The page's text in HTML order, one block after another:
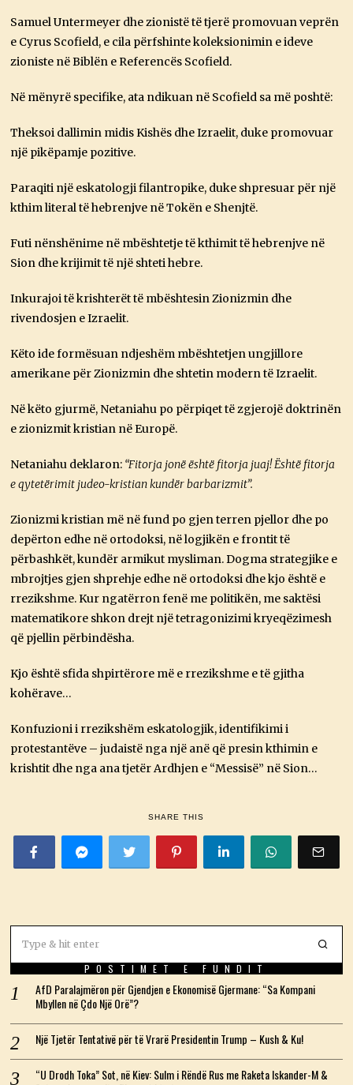
Samuel Untermeyer dhe zionistë të tjerë promovuan veprën
e Cyrus Scofield, e cila përfshinte koleksionimin e ideve
zioniste në Biblën e Referencës Scofield.
Në mënyrë specifike, ata ndikuan në Scofield sa më poshtë:
Theksoi dallimin midis Kishës dhe Izraelit, duke promovuar
një pikëpamje pozitive.
Paraqiti një eskatologji filantropike, duke shpresuar për një
kthim literal të hebrenjve në Tokën e Shenjtë.
Futi nënshënime në mbështetje të kthimit të hebrenjve në
Sion dhe krijimit të një shteti hebre.
Inkurajoi të krishterët të mbështesin Zionizmin dhe
rivendosjen e Izraelit.
Këto ide formësuan ndjeshëm mbështetjen ungjillore
amerikane për Zionizmin dhe shtetin modern të Izraelit.
Në këto gjurmë, Netaniahu po përpiqet të zgjerojë doktrinën
e zionizmit kristian në Europë.
Netaniahu deklaron: “Fitorja jonë është fitorja juaj! Është fitorja
e qytetërimit judeo-kristian kundër barbarizmit”.
Zionizmi kristian më në fund po gjen terren pjellor dhe po
depërton edhe në ortodoksi, në logjikën e frontit të
përbashkët, kundër armikut mysliman. Dogma strategjike e
mbrojtjes gjen shprehje edhe në ortodoksi dhe kjo është e
rrezikshme. Kur ngatërron fenë me politikën, me saktësi
matematikore shkon drejt një tetragonizimi kryeqëzimesh
që pjellin përbindësha.
Kjo është sfida shpirtërore më e rrezikshme e të gjitha
kohërave…
Konfuzioni i rrezikshëm eskatologjik, identifikimi i
protestantëve – judaistë nga një anë që presin kthimin e
krishtit dhe nga ana tjetër Ardhjen e “Messisë” në Sion…
SHARE THIS
POSTIMET E FUNDIT
AfD Paralajmëron për Gjendjen e Ekonomisë Gjermane: “Sa Kompani
Mbyllen në Çdo Një Orë”?
Një Tjetër Tentativë për të Vrarë Presidentin Trump – Kush & Ku!
“U Drodh Toka” Sot, në Kiev: Sulm i Rëndë Rus me Raketa Iskander-M &